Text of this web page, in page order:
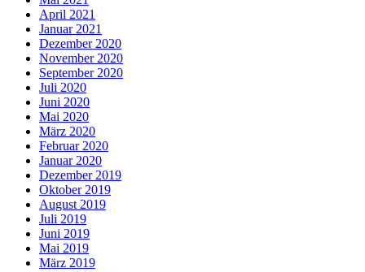
April 2021
Januar 2021
Dezember 2020
November 2020
September 2020
Juli 2020
Juni 2020
Mai 2020
März 2020
Februar 2020
Januar 2020
Dezember 2019
Oktober 2019
August 2019
Juli 2019
Juni 2019
Mai 2019
März 2019